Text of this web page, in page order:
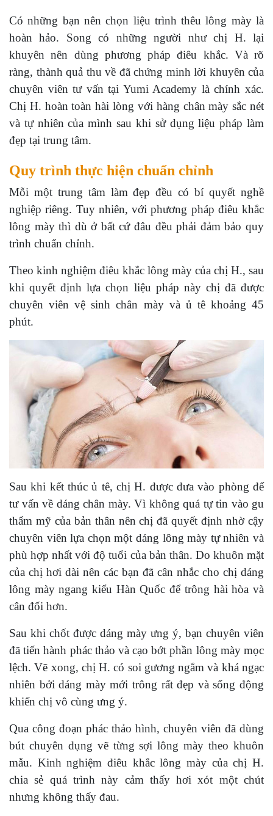
Có những bạn nên chọn liệu trình thêu lông mày là
hoàn hảo. Song có những người như chị H. lại
khuyên nên dùng phương pháp điêu khắc. Và rõ
ràng, thành quả thu về đã chứng minh lời khuyên của
chuyên viên tư vấn tại Yumi Academy là chính xác.
Chị H. hoàn toàn hài lòng với hàng chân mày sắc nét
và tự nhiên của mình sau khi sử dụng liệu pháp làm
đẹp tại trung tâm.
Quy trình thực hiện chuẩn chỉnh
Mỗi một trung tâm làm đẹp đều có bí quyết nghề
nghiệp riêng. Tuy nhiên, với phương pháp điêu khắc
lông mày thì dù ở bất cứ đâu đều phải đảm bảo quy
trình chuẩn chỉnh.
Theo kinh nghiệm điêu khắc lông mày của chị H., sau
khi quyết định lựa chọn liệu pháp này chị đã được
chuyên viên vệ sinh chân mày và ủ tê khoảng 45
phút.
Sau khi kết thúc ủ tê, chị H. được đưa vào phòng để
tư vấn về dáng chân mày. Vì không quá tự tin vào gu
thẩm mỹ của bản thân nên chị đã quyết định nhờ cậy
chuyên viên lựa chọn một dáng lông mày tự nhiên và
phù hợp nhất với độ tuổi của bản thân. Do khuôn mặt
của chị hơi dài nên các bạn đã cân nhắc cho chị dáng
lông mày ngang kiểu Hàn Quốc để trông hài hòa và
cân đối hơn.
Sau khi chốt được dáng mày ưng ý, bạn chuyên viên
đã tiến hành phác thảo và cạo bớt phần lông mày mọc
lệch. Vẽ xong, chị H. có soi gương ngắm và khá ngạc
nhiên bởi dáng mày mới trông rất đẹp và sống động
khiến chị vô cùng ưng ý.
Qua công đoạn phác thảo hình, chuyên viên đã dùng
bút chuyên dụng vẽ từng sợi lông mày theo khuôn
mẫu. Kinh nghiệm điêu khắc lông mày của chị H.
chia sẻ quá trình này cảm thấy hơi xót một chút
nhưng không thấy đau.